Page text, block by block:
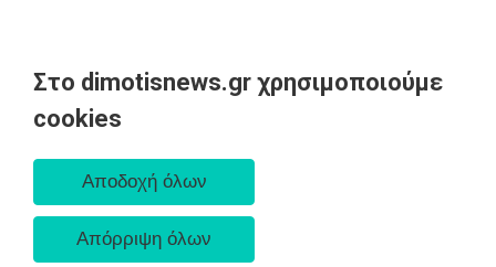
Στο dimotisnews.gr χρησιμοποιούμε
cookies